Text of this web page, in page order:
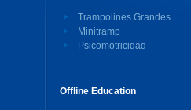
Trampolines Grandes
Minitramp
Psicomotricidad
Offline Education